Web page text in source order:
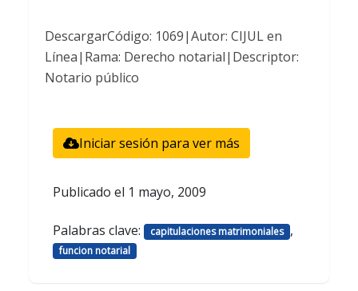
DescargarCódigo: 1069|Autor: CIJUL en
Línea|Rama: Derecho notarial|Descriptor:
Notario público
Iniciar sesión para ver más
Publicado el 1 mayo, 2009
Palabras clave: capitulaciones matrimoniales ,
funcion notarial